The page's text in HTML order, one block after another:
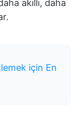
akıllı, daha
için En